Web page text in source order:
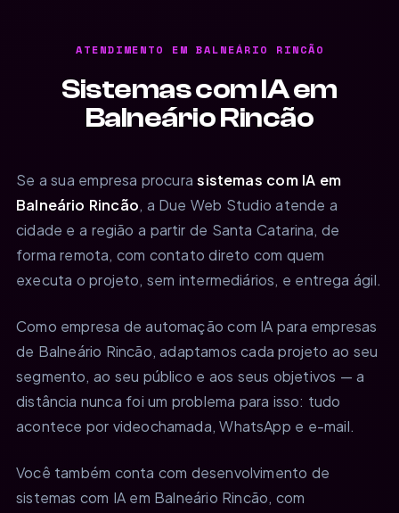
ATENDIMENTO EM BALNEÁRIO RINCÃO
Sistemas com IA em
Balneário Rincão
Se a sua empresa procurasistemas com IA em
Balneário Rincão, a Due Web Studio atende a
cidade e a região a partir de Santa Catarina, de
forma remota, com contato direto com quem
executa o projeto, sem intermediários, e entrega ágil.
Como empresa de automação com IA para empresas
de Balneário Rincão, adaptamos cada projeto ao seu
segmento, ao seu público e aos seus objetivos — a
distância nunca foi um problema para isso: tudo
acontece por videochamada, WhatsApp e e-mail.
Você também conta com desenvolvimento de
sistemas com IA em Balneário Rincão, com